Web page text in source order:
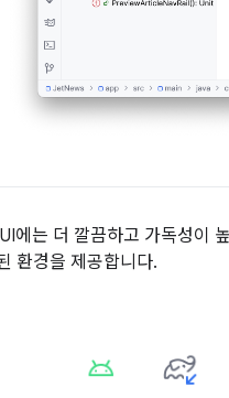
에는 더 깔끔하고 가독성이
환경을 제공합니다.